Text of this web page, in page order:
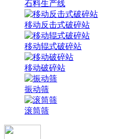
石料生产线
移动反击式破碎站
移动辊式破碎站
移动破碎站
振动筛
滚筒筛